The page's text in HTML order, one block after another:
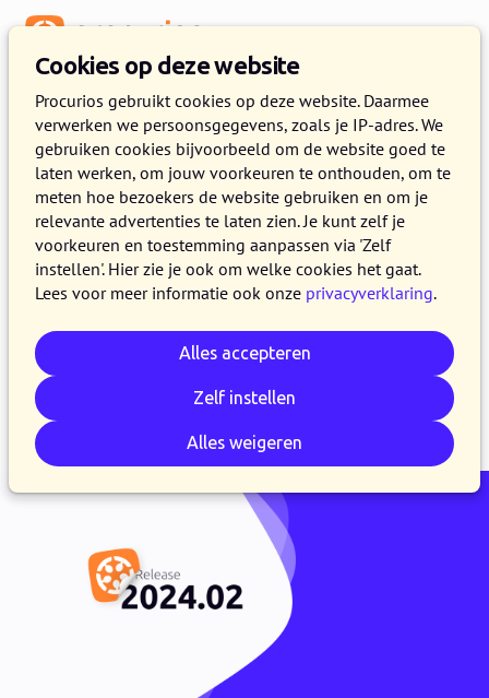
Cookies op deze website
Procurios gebruikt cookies op deze website. Daarmee
verwerken we persoonsgegevens, zoals je IP-adres. We
gebruiken cookies bijvoorbeeld om de website goed te
laten werken, om jouw voorkeuren te onthouden, om te
meten hoe bezoekers de website gebruiken en om je
relevante advertenties te laten zien. Je kunt zelf je
voorkeuren en toestemming aanpassen via 'Zelf
instellen'. Hier zie je ook om welke cookies het gaat.
Lees voor meer informatie ook onze privacyverklaring.
Alles accepteren
Zelf instellen
Alles weigeren
Release 2024.02
6 FEBRUARI 2024 2 MINUTEN LEZEN
Op 6 februari 2024 maken alle klanten op de
productieversie van het Procurios Platform
gebruik van release 2024.02. In dit blog lees je
wat er nieuw is en wat is verbeterd. Kijk voor
meer informatie over de verschillende versies
van het platform op derelease pagina.
E-mail